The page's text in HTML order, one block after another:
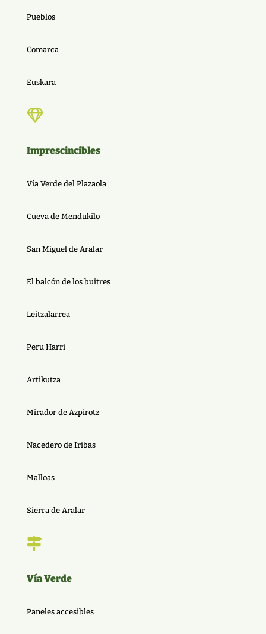
Pueblos
Comarca
Euskara

Imprescincibles
Vía Verde del Plazaola
Cueva de Mendukilo
San Miguel de Aralar
El balcón de los buitres
Leitzalarrea
Peru Harri
Artikutza
Mirador de Azpirotz
Nacedero de Iribas
Malloas
Sierra de Aralar

Vía Verde
Paneles accesibles